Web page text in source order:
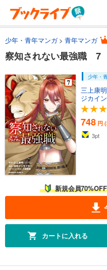
少年・青年マンガ 青年マンガ
察知されない最強職 7
少年・
三上康明
ジカイ
748 円
3pt
新規会員
カートに入れる